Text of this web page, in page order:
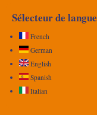
Sélecteur de langue
French
German
English
Spanish
Italian